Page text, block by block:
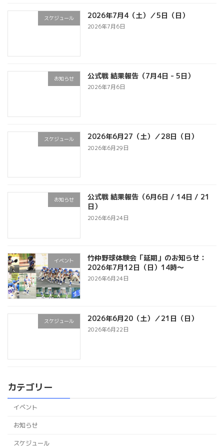
スケジュール 2026年7月4（土）／5日（日）
2026年7月6日
お知らせ 公式戦 結果報告（7月4日 - 5日）
2026年7月6日
スケジュール 2026年6月27（土）／28日（日）
2026年6月29日
お知らせ
公式戦 結果報告（6月6日 / 14日 / 21
日）
2026年6月24日
イベント
竹仲野球体験会「延期」のお知らせ：
2026年7月12日（日）14時～
2026年6月24日
スケジュール 2026年6月20（土）／21日（日）
2026年6月22日
カテゴリー
イベント
お知らせ
スケジュール